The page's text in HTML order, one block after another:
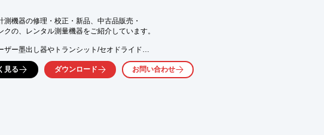
機器の修理・校正・新品、中古品販売・
の、レンタル測量機器をご紹介しています。
ザー墨出し器やトランシット/セオドライド
正も承ります。
見る ダウンロード お問い合わせ